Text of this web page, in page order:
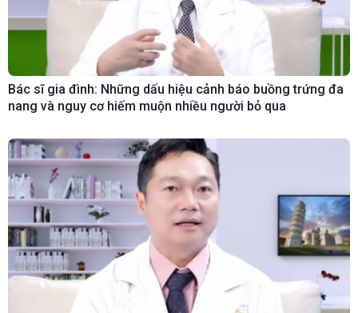
Bác sĩ gia đình: Những dấu hiệu cảnh báo buồng trứng đa
nang và nguy cơ hiếm muộn nhiều người bỏ qua